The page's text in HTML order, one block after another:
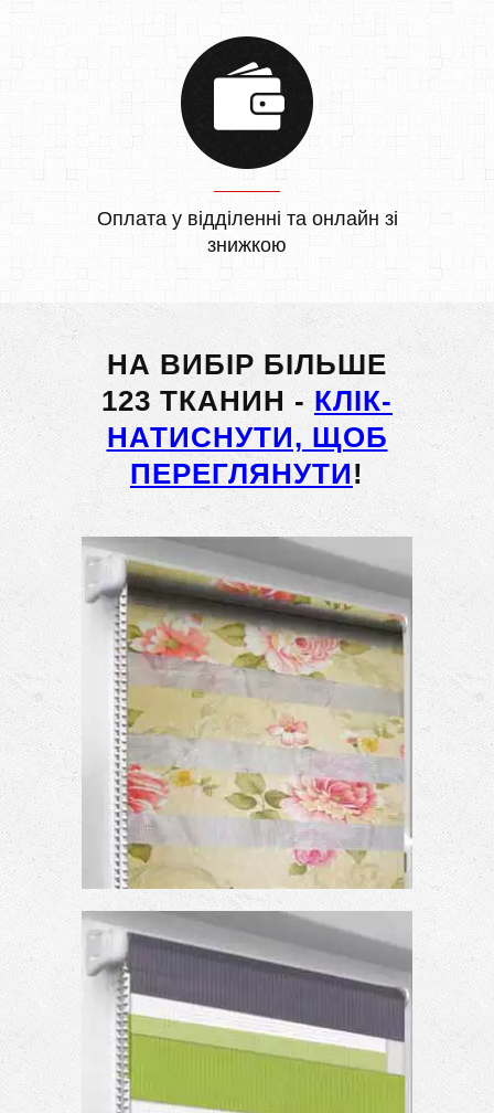
Оплата у відділенні та онлайн зі
знижкою
НА ВИБІР БІЛЬШЕ
123 ТКАНИН - КЛІК-
НАТИСНУТИ, ЩОБ
ПЕРЕГЛЯНУТИ!